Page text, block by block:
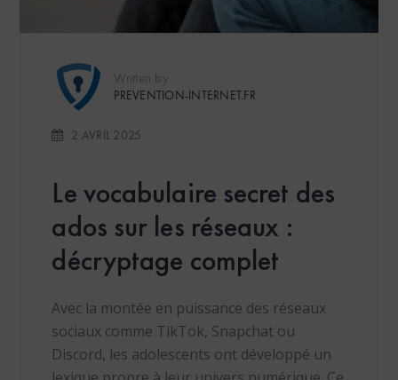
PREVENTION-INTERNET.FR
2 AVRIL 2025
Le vocabulaire secret des
ados sur les réseaux :
décryptage complet
Avec la montée en puissance des réseaux
sociaux comme TikTok, Snapchat ou
Discord, les adolescents ont développé un